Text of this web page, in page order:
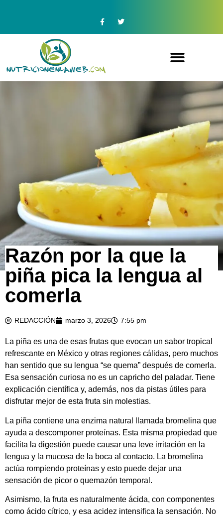
Razón por la que la
piña pica la lengua al
comerla
REDACCIÓN marzo 3, 2026 7:55 pm
La piña es una de esas frutas que evocan un sabor tropical
refrescante en México y otras regiones cálidas, pero muchos
han sentido que su lengua “se quema” después de comerla.
Esa sensación curiosa no es un capricho del paladar. Tiene
explicación científica y, además, nos da pistas útiles para
disfrutar mejor de esta fruta sin molestias.
La piña contiene una enzima natural llamada bromelina que
ayuda a descomponer proteínas. Esta misma propiedad que
facilita la digestión puede causar una leve irritación en la
lengua y la mucosa de la boca al contacto. La bromelina
actúa rompiendo proteínas y esto puede dejar una
sensación de picor o quemazón temporal.
Asimismo, la fruta es naturalmente ácida, con componentes
como ácido cítrico, y esa acidez intensifica la sensación. No